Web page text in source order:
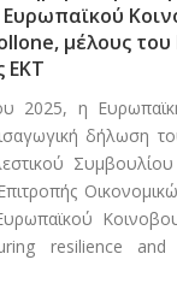
μέλους του
ΕΚΤ
2025, η
δήλωση
resilience